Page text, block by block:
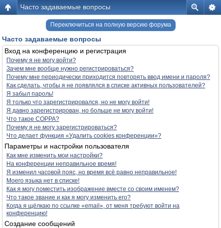
Часто задаваемые вопросы
Переключиться на полную версию форума
Часто задаваемые вопросы
Вход на конференцию и регистрация
Почему я не могу войти?
Зачем мне вообще нужно регистрироваться?
Почему мне периодически приходится повторять ввод имени и пароля?
Как сделать, чтобы я не появлялся в списке активных пользователей?
Я забыл пароль!
Я только что зарегистрировался, но не могу войти!
Я давно зарегистрирован, но больше не могу войти!
Что такое COPPA?
Почему я не могу зарегистрироваться?
Что делает функция «Удалить cookies конференции»?
Параметры и настройки пользователя
Как мне изменить мои настройки?
На конференции неправильное время!
Я изменил часовой пояс, но время всё равно неправильное!
Моего языка нет в списке!
Как я могу поместить изображение вместе со своим именем?
Что такое звание и как я могу изменить его?
Когда я щёлкаю по ссылке «email», от меня требуют войти на
конференцию!
Создание сообщений